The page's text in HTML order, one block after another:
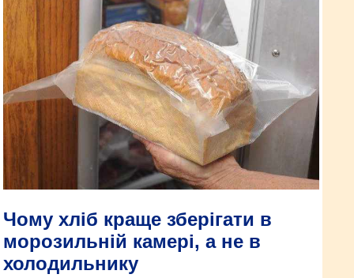
Чому хліб краще зберігати в
морозильній камері, а не в
холодильнику